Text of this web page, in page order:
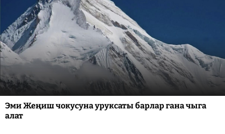
Эми Жеңиш чокусуна уруксаты барлар гана чыга
алат